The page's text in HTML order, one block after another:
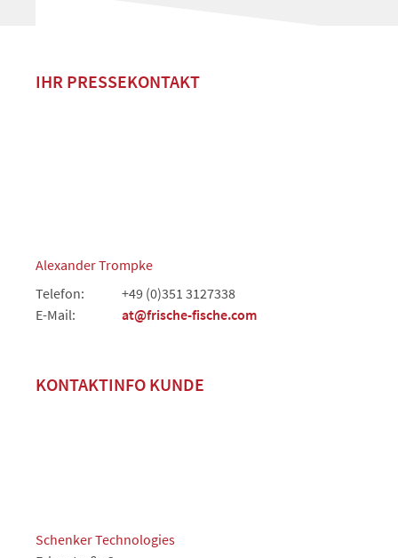
IHR PRESSEKONTAKT
Alexander Trompke
Telefon:
+49 (0)351 3127338
E-Mail:
at@frische-fische.com
KONTAKTINFO KUNDE
Schenker Technologies